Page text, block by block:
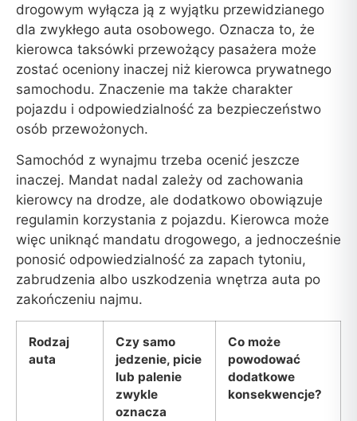
drogowym wyłącza ją z wyjątku przewidzianego
dla zwykłego auta osobowego. Oznacza to, że
kierowca taksówki przewożący pasażera może
zostać oceniony inaczej niż kierowca prywatnego
samochodu. Znaczenie ma także charakter
pojazdu i odpowiedzialność za bezpieczeństwo
osób przewożonych.
Samochód z wynajmu trzeba ocenić jeszcze
inaczej. Mandat nadal zależy od zachowania
kierowcy na drodze, ale dodatkowo obowiązuje
regulamin korzystania z pojazdu. Kierowca może
więc uniknąć mandatu drogowego, a jednocześnie
ponosić odpowiedzialność za zapach tytoniu,
zabrudzenia albo uszkodzenia wnętrza auta po
zakończeniu najmu.
Rodzaj
auta
Czy samo
jedzenie, picie
lub palenie
zwykle
oznacza
Co może
powodować
dodatkowe
konsekwencje?